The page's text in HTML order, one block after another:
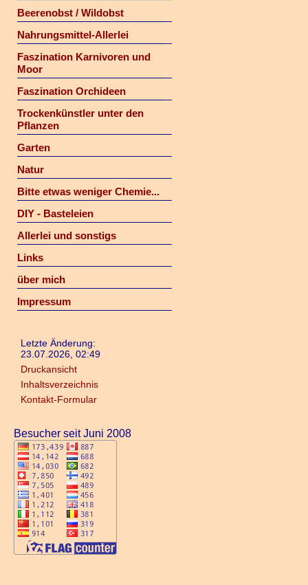
Beerenobst / Wildobst
Nahrungsmittel-Allerlei
Faszination Karnivoren und
Moor
Faszination Orchideen
Trockenkünstler unter den
Pflanzen
Garten
Natur
Bitte etwas weniger Chemie...
DIY - Basteleien
Allerlei und sonstigs
Links
über mich
Impressum
Letzte Änderung:
23.07.2026, 02:49
Druckansicht
Inhaltsverzeichnis
Kontakt-Formular
Besucher seit Juni 2008